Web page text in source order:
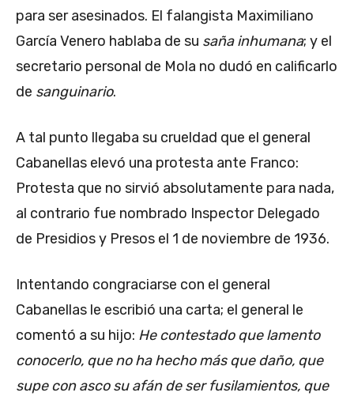
para ser asesinados. El falangista Maximiliano
García Venero hablaba de su saña inhumana; y el
secretario personal de Mola no dudó en calificarlo
de sanguinario.
A tal punto llegaba su crueldad que el general
Cabanellas elevó una protesta ante Franco:
Protesta que no sirvió absolutamente para nada,
al contrario fue nombrado Inspector Delegado
de Presidios y Presos el 1 de noviembre de 1936.
Intentando congraciarse con el general
Cabanellas le escribió una carta; el general le
comentó a su hijo: He contestado que lamento
conocerlo, que no ha hecho más que daño, que
supe con asco su afán de ser fusilamientos, que